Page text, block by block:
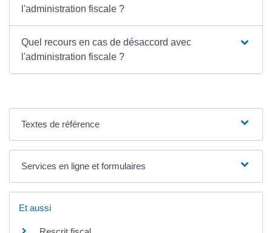
l'administration fiscale ?
Quel recours en cas de désaccord avec
l'administration fiscale ?
Textes de référence
Services en ligne et formulaires
Et aussi